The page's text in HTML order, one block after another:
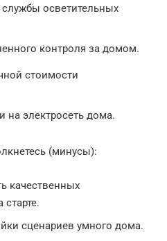
осветительных
контроля за домом.
стоимости
на электросеть дома.
(минусы):
качественных
сценариев умного дома.